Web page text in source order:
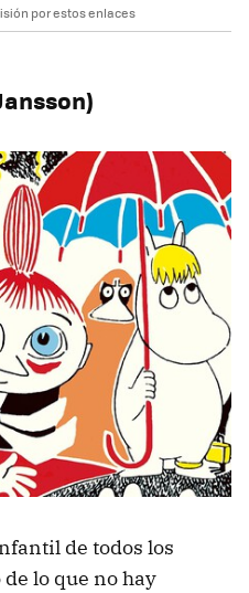
por estos enlaces
de todos los
lo que no hay